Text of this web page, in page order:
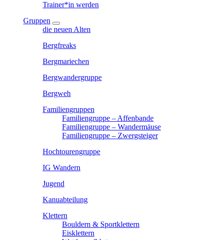
Trainer*in werden
Gruppen
die neuen Alten
Bergfreaks
Bergmariechen
Bergwandergruppe
Bergweh
Familiengruppen
Familiengruppe – Affenbande
Familiengruppe – Wandermäuse
Familiengruppe – Zwergsteiger
Hochtourengruppe
IG Wandern
Jugend
Kanuabteilung
Klettern
Bouldern & Sportklettern
Eisklettern